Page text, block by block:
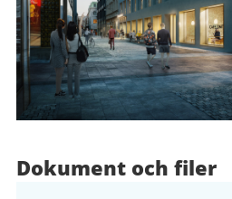
Dokument och filer